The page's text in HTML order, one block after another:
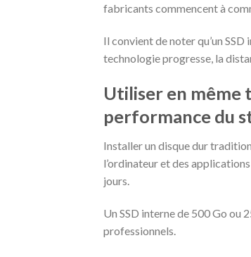
fabricants commencent à
Il convient de noter qu’un SSD
technologie progresse, la
Utiliser en même
performance du
Installer un disque dur
l’ordinateur et des
jours.
Un SSD interne de 500 Go ou
professionnels.